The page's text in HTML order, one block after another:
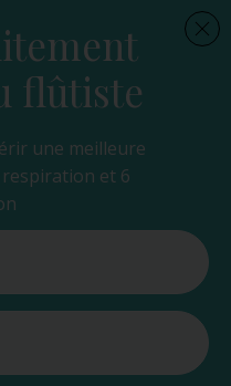
flûtiste
une meilleure
et 6